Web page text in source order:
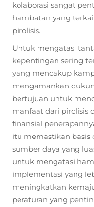
kolaborasi sangat
hambatan yang
pirolisis.
Untuk mengatasi
kepentingan sering
yang mencakup
mengamankan
bertujuan untuk
manfaat dari pirolisis
finansial
itu memastikan
sumber daya yang
untuk mengatasi
implementasi yang
meningkatkan
peraturan yang